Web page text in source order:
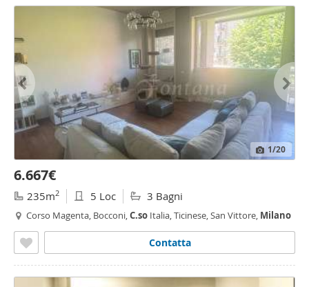
1/20
6.667€
235m2 5 Loc 3 Bagni
Corso Magenta, Bocconi,C.so Italia, Ticinese, San Vittore, Milano
Contatta